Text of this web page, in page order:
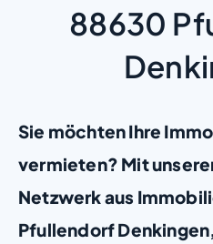
88630
Sie möchten Ihre
vermieten? Mit
Netzwerk aus
Pfullendorf